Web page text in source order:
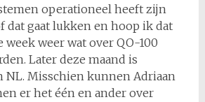
operationeel heeft zijn
dat gaat lukken en hoop ik dat
week weer wat over QO-100
Later deze maand is
NL. Misschien kunnen Adriaan
er het één en ander over